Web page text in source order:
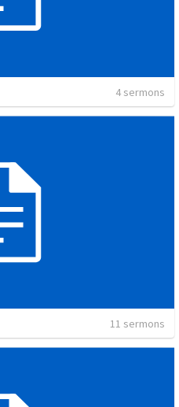
4 sermons
11 sermons